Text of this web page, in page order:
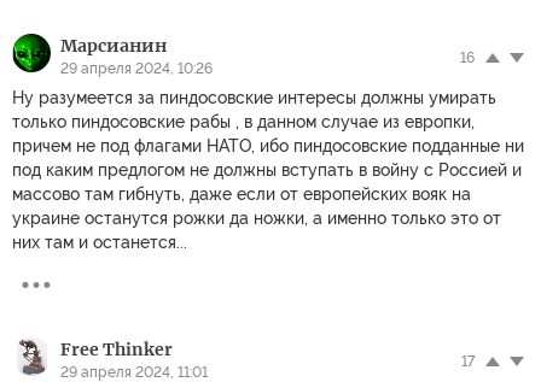
Марсианин
29 апреля 2024, 10:26
16
Ну разумеется за пиндосовские интересы должны умирать
только пиндосовские рабы , в данном случае из европки,
причем не под флагами НАТО, ибо пиндосовские подданные ни
под каким предлогом не должны вступать в войну с Россией и
массово там гибнуть, даже если от европейских вояк на
украине останутся рожки да ножки, а именно только это от
них там и останется...
Free Thinker
29 апреля 2024, 11:01
17